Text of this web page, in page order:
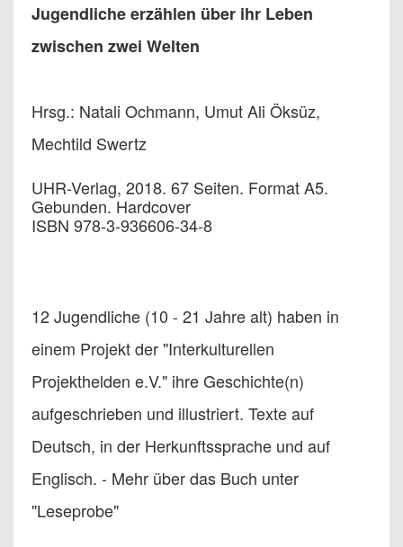
Jugendliche erzählen über ihr Leben
zwischen zwei Welten
Hrsg.: Natali Ochmann, Umut Ali Öksüz,
Mechtild Swertz
UHR-Verlag, 2018. 67 Seiten. Format A5.
Gebunden. Hardcover
ISBN 978-3-936606-34-8
12 Jugendliche (10 - 21 Jahre alt) haben in
einem Projekt der "Interkulturellen
Projekthelden e.V." ihre Geschichte(n)
aufgeschrieben und illustriert. Texte auf
Deutsch, in der Herkunftssprache und auf
Englisch. - Mehr über das Buch unter
"Leseprobe"